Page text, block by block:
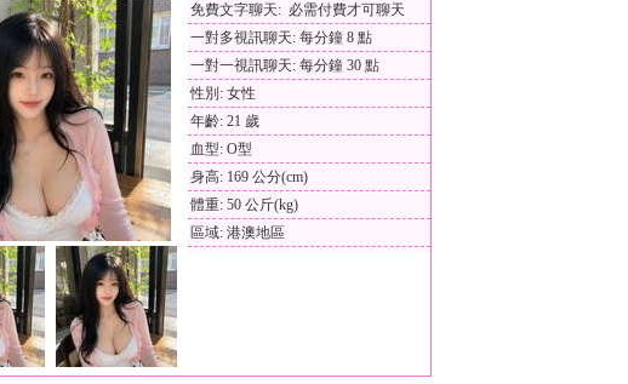
免費文字聊天: 必需付費才可聊天
一對多視訊聊天: 每分鐘 8 點
一對一視訊聊天: 每分鐘 30 點
性別: 女性
年齡: 21 歲
血型: O型
身高: 169 公分(cm)
體重: 50 公斤(kg)
區域: 港澳地區